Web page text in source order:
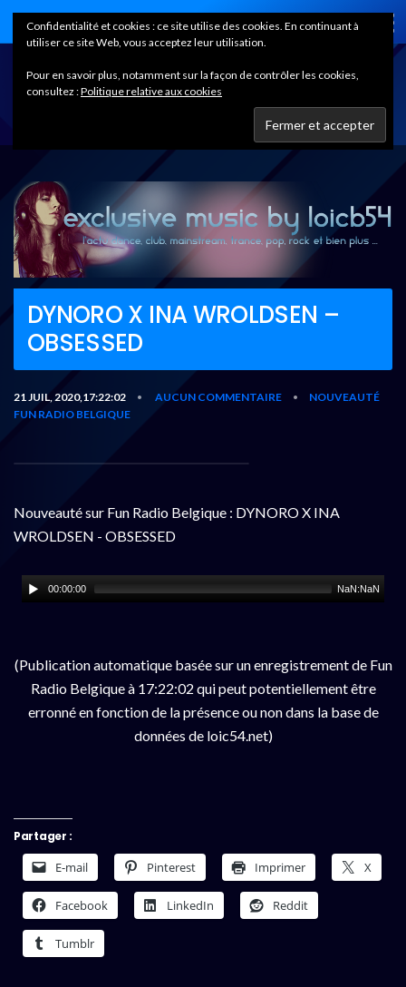
Home
DYNORO X INA WROLDSEN –
OBSESSED
21 JUIL, 2020,17:22:02 • AUCUN COMMENTAIRE •
NOUVEAUTÉ
FUN RADIO BELGIQUE
Nouveauté sur Fun Radio Belgique : DYNORO X INA
WROLDSEN - OBSESSED
00:00:00 NaN:NaN
(Publication automatique basée sur un enregistrement de Fun
Radio Belgique à 17:22:02 qui peut potentiellement être
erronné en fonction de la présence ou non dans la base de
données de loic54.net)
Partager :
E-mail Pinterest Imprimer X
Facebook LinkedIn Reddit
Tumblr
Confidentialité et cookies : ce site utilise des cookies. En continuant à
utiliser ce site Web, vous acceptez leur utilisation.
Pour en savoir plus, notamment sur la façon de contrôler les cookies,
consultez :Politique relative aux cookies